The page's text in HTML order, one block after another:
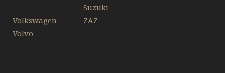
Suzuki
Volkswagen
Volvo
ZAZ